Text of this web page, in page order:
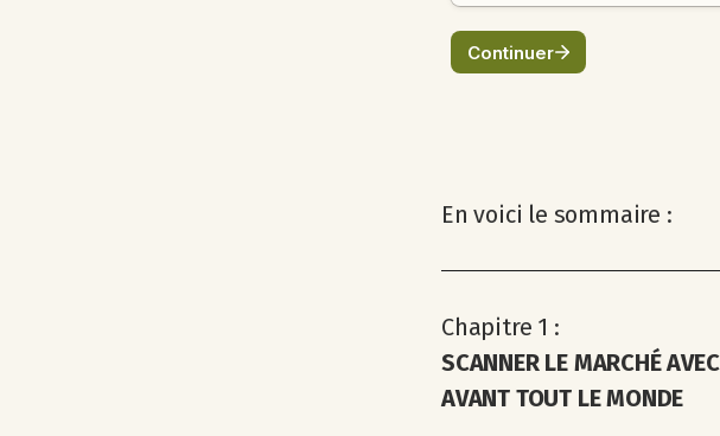
En voici le sommaire :
Chapitre 1 :
SCANNER LE MARCHÉ
AVANT TOUT LE MONDE